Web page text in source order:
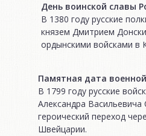
День воинской славы
В 1380 году русские
князем Дмитрием
ордынскими войсками в
Памятная дата
В 1799 году русские
Александра
героический переход
Швейцарии.